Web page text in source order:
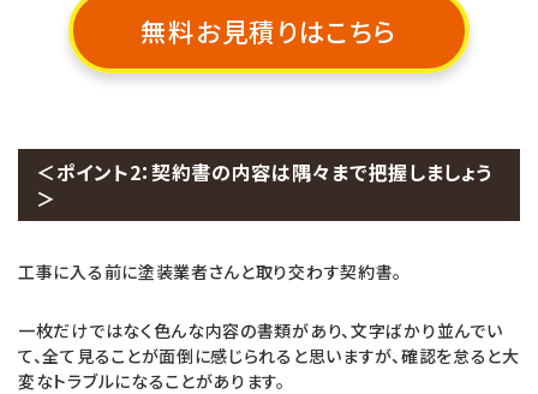
無料お見積りはこちら
＜ポイント2：契約書の内容は隅々まで把握しましょう
＞
工事に入る前に塗装業者さんと取り交わす契約書。
一枚だけではなく色んな内容の書類があり、文字ばかり並んでい
て、全て見ることが面倒に感じられると思いますが、確認を怠ると大
変なトラブルになることがあります。